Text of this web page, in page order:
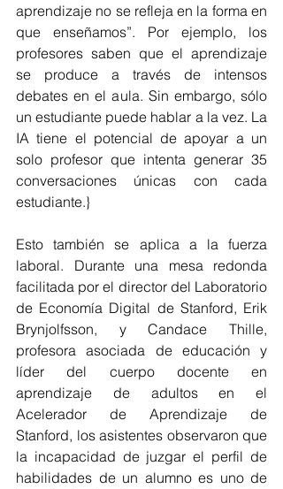
aprendizaje no se refleja en la forma en
que enseñamos”. Por ejemplo, los
profesores saben que el aprendizaje
se produce a través de intensos
debates en el aula. Sin embargo, sólo
un estudiante puede hablar a la vez. La
IA tiene el potencial de apoyar a un
solo profesor que intenta generar 35
conversaciones únicas con cada
estudiante.}
Esto también se aplica a la fuerza
laboral. Durante una mesa redonda
facilitada por el director del Laboratorio
de Economía Digital de Stanford, Erik
Brynjolfsson, y Candace Thille,
profesora asociada de educación y
líder del cuerpo docente en
aprendizaje de adultos en el
Acelerador de Aprendizaje de
Stanford, los asistentes observaron que
la incapacidad de juzgar el perfil de
habilidades de un alumno es uno de